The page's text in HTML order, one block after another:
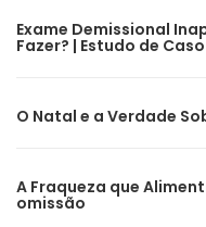
Exame Demissional
Fazer? | Estudo de Caso
O Natal e a Verdade
A Fraqueza que
omissão